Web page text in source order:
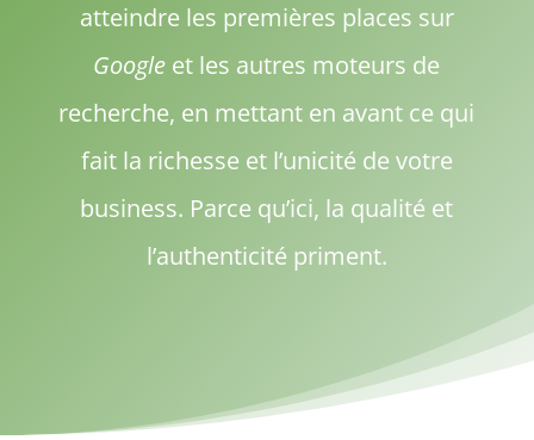
atteindre les premières places sur
Google et les autres moteurs de
recherche, en mettant en avant ce qui
fait la richesse et l’unicité de votre
business. Parce qu’ici, la qualité et
l’authenticité priment.